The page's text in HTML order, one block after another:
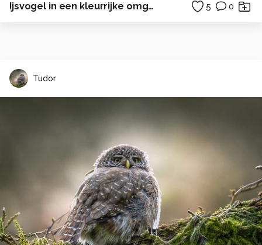
Ijsvogel in een kleurrijke omgeving. 5 0
Tudor